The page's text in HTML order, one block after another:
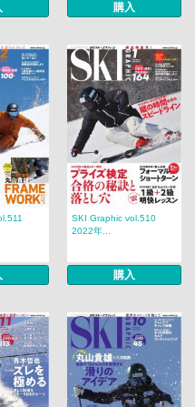
購入
SKI Graphic vol.510
2022年...
購入